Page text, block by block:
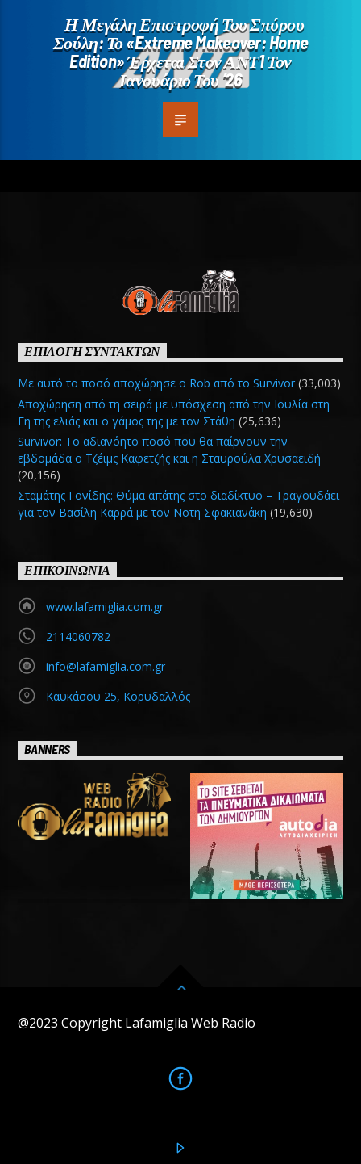
Η Μεγάλη Επιστροφή Του Σπύρου
Σούλη: Το «Extreme Makeover: Home
Edition» Έρχεται Στον ΑΝΤ1 Τον
Ιανουάριο Του ’26
ΕΠΙΛΟΓΗ ΣΥΝΤΑΚΤΩΝ
Με αυτό το ποσό αποχώρησε ο Rob από το Survivor (33,003)
Αποχώρηση από τη σειρά με υπόσχεση από την Ιουλία στη
Γη της ελιάς και ο γάμος της με τον Στάθη (25,636)
Survivor: Το αδιανόητο ποσό που θα παίρνουν την
εβδομάδα ο Τζέιμς Καφετζής και η Σταυρούλα Χρυσαειδή
(20,156)
Σταμάτης Γονίδης: Θύμα απάτης στο διαδίκτυο – Τραγουδάει
για τον Βασίλη Καρρά με τον Νοτη Σφακιανάκη (19,630)
ΕΠΙΚΟΙΝΩΝΙΑ
www.lafamiglia.com.gr
2114060782
info@lafamiglia.com.gr
Καυκάσου 25, Κορυδαλλός
BANNERS
@2023 Copyright Lafamiglia Web Radio